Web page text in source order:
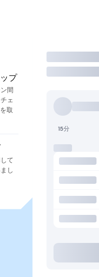
プ
間
ェ
取
て
し
取引
15分